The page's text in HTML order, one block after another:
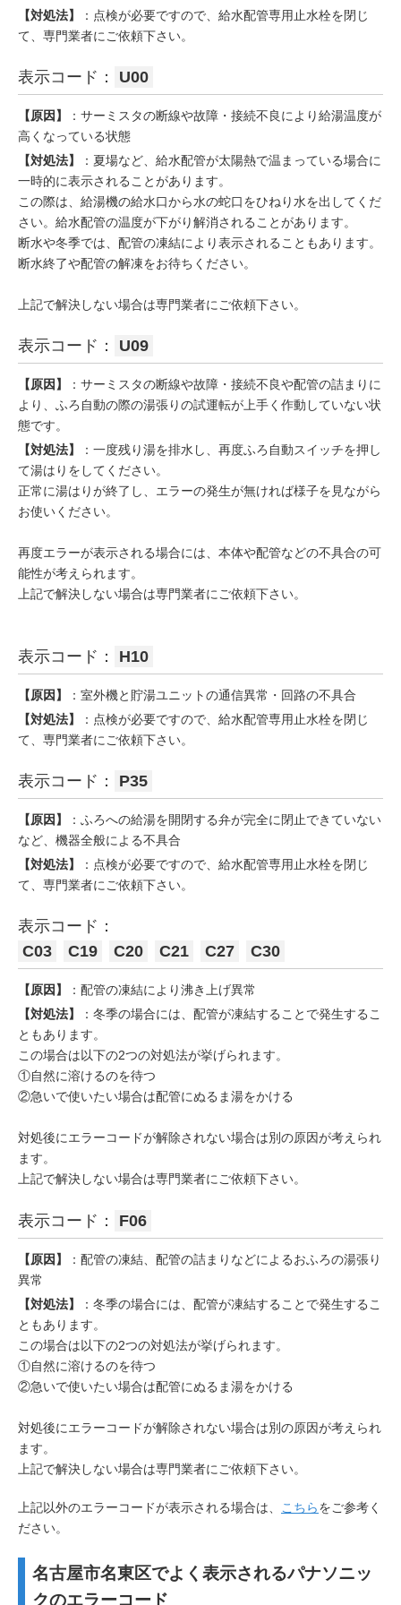
【対処法】
：点検が必要ですので、給水配管専用止水栓を閉じ
て、専門業者にご依頼下さい。
表示コード： U00
【原因】
：サーミスタの断線や故障・接続不良により給湯温度が
高くなっている状態
【対処法】
：夏場など、給水配管が太陽熱で温まっている場合に
一時的に表示されることがあります。
この際は、給湯機の給水口から水の蛇口をひねり水を出してくだ
さい。給水配管の温度が下がり解消されることがあります。
断水や冬季では、配管の凍結により表示されることもあります。
断水終了や配管の解凍をお待ちください。
上記で解決しない場合は専門業者にご依頼下さい。
表示コード： U09
【原因】
：サーミスタの断線や故障・接続不良や配管の詰まりに
より、ふろ自動の際の湯張りの試運転が上手く作動していない状
態です。
【対処法】
：一度残り湯を排水し、再度ふろ自動スイッチを押し
て湯はりをしてください。
正常に湯はりが終了し、エラーの発生が無ければ様子を見ながら
お使いください。
再度エラーが表示される場合には、本体や配管などの不具合の可
能性が考えられます。
上記で解決しない場合は専門業者にご依頼下さい。
表示コード： H10
【原因】
：室外機と貯湯ユニットの通信異常・回路の不具合
【対処法】
：点検が必要ですので、給水配管専用止水栓を閉じ
て、専門業者にご依頼下さい。
表示コード： P35
【原因】
：ふろへの給湯を開閉する弁が完全に閉止できていない
など、機器全般による不具合
【対処法】
：点検が必要ですので、給水配管専用止水栓を閉じ
て、専門業者にご依頼下さい。
表示コード：
C03
C19 C20 C21 C27 C30
【原因】
：配管の凍結により沸き上げ異常
【対処法】
：冬季の場合には、配管が凍結することで発生するこ
ともあります。
この場合は以下の2つの対処法が挙げられます。
①自然に溶けるのを待つ
②急いで使いたい場合は配管にぬるま湯をかける
対処後にエラーコードが解除されない場合は別の原因が考えられ
ます。
上記で解決しない場合は専門業者にご依頼下さい。
表示コード： F06
【原因】
：配管の凍結、配管の詰まりなどによるおふろの湯張り
異常
【対処法】
：冬季の場合には、配管が凍結することで発生するこ
ともあります。
この場合は以下の2つの対処法が挙げられます。
①自然に溶けるのを待つ
②急いで使いたい場合は配管にぬるま湯をかける
対処後にエラーコードが解除されない場合は別の原因が考えられ
ます。
上記で解決しない場合は専門業者にご依頼下さい。
上記以外のエラーコードが表示される場合は、 こちらをご参考く
ださい。
名古屋市名東区でよく表示されるパナソニッ
クのエラーコード